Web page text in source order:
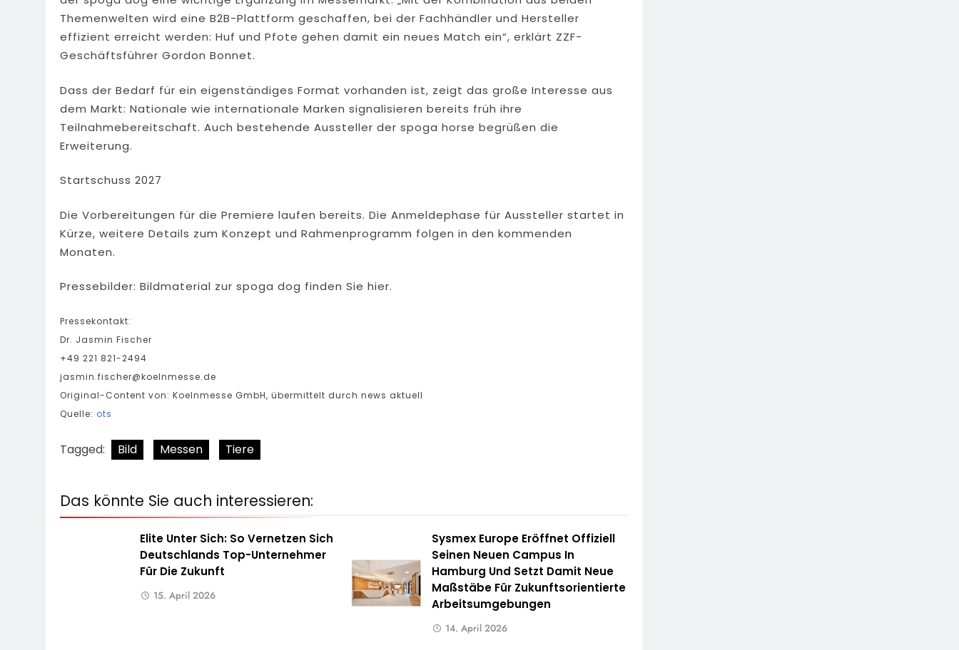
Themenwelten wird eine B2B-Plattform geschaffen, bei der Fachhändler und Hersteller
effizient erreicht werden: Huf und Pfote gehen damit ein neues Match ein“, erklärt ZZF-
Geschäftsführer Gordon Bonnet.
Dass der Bedarf für ein eigenständiges Format vorhanden ist, zeigt das große Interesse aus
dem Markt: Nationale wie internationale Marken signalisieren bereits früh ihre
Teilnahmebereitschaft. Auch bestehende Aussteller der spoga horse begrüßen die
Erweiterung.
Startschuss 2027
Die Vorbereitungen für die Premiere laufen bereits. Die Anmeldephase für Aussteller startet in
Kürze, weitere Details zum Konzept und Rahmenprogramm folgen in den kommenden
Monaten.
Pressebilder: Bildmaterial zur spoga dog finden Sie hier.
Pressekontakt:
Dr. Jasmin Fischer
+49 221 821-2494
jasmin.fischer@koelnmesse.de
Original-Content von: Koelnmesse GmbH, übermittelt durch news aktuell
Quelle: ots
Tagged: Bild Messen Tiere
Das könnte Sie auch interessieren:
Elite Unter Sich: So Vernetzen Sich
Deutschlands Top-Unternehmer
Für Die Zukunft
15. April 2026
Sysmex Europe Eröffnet Offiziell
Seinen Neuen Campus In
Hamburg Und Setzt Damit Neue
Maßstäbe Für Zukunftsorientierte
Arbeitsumgebungen
14. April 2026